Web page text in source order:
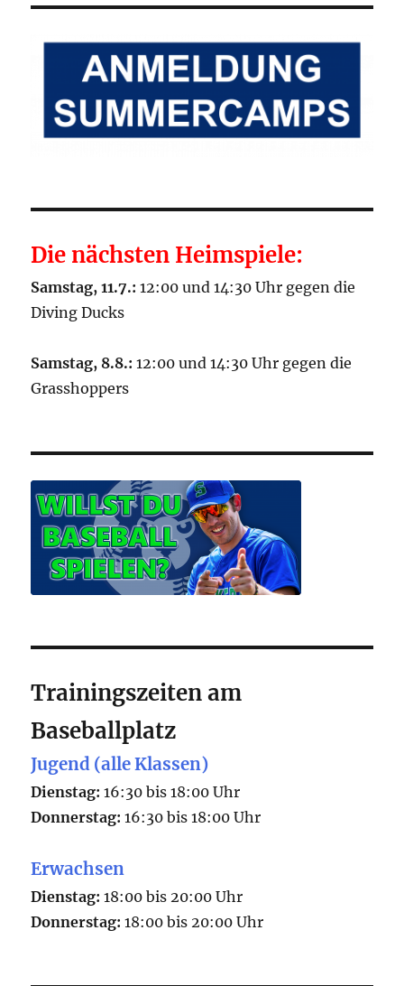
Die nächsten Heimspiele:
Samstag, 11.7.: 12:00 und 14:30 Uhr gegen die
Diving Ducks
Samstag, 8.8.: 12:00 und 14:30 Uhr gegen die
Grasshoppers
Trainingszeiten am
Baseballplatz
Jugend (alle Klassen)
Dienstag: 16:30 bis 18:00 Uhr
Donnerstag: 16:30 bis 18:00 Uhr
Erwachsen
Dienstag: 18:00 bis 20:00 Uhr
Donnerstag: 18:00 bis 20:00 Uhr